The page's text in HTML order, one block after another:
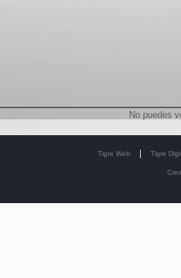
No puedes
Tigre Web Tigre